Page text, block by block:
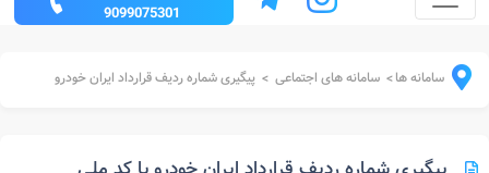
9099075301
سامانه ها> سامانه های اجتماعی > پیگیری شماره ردیف قرارداد ایران خودرو